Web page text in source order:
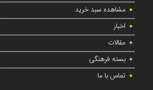
مشاهده سبد خرید
اخبار
مقالات
بسته فرهنگی
تماس با ما